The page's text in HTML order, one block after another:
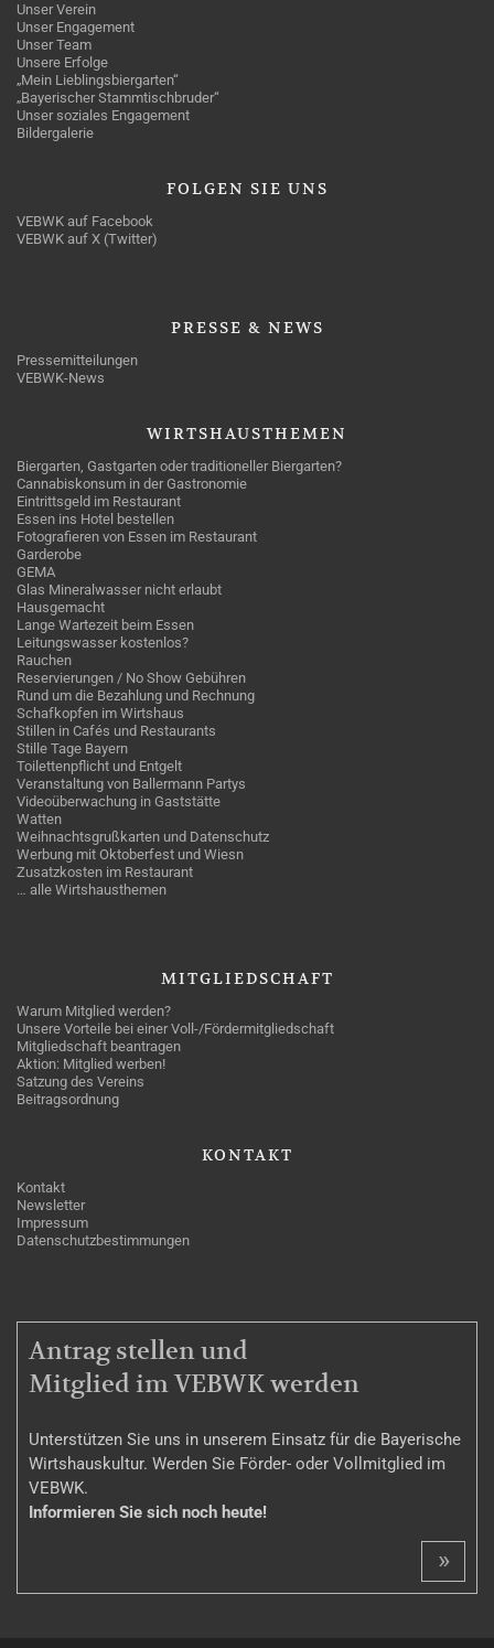
Unser Verein
Unser Engagement
Unser Team
Unsere Erfolge
„Mein Lieblingsbiergarten“
„Bayerischer Stammtischbruder“
Unser soziales Engagement
Bildergalerie
FOLGEN SIE UNS
VEBWK auf Facebook
VEBWK auf X (Twitter)
PRESSE & NEWS
Pressemitteilungen
VEBWK-News
WIRTSHAUSTHEMEN
Biergarten, Gastgarten oder traditioneller Biergarten?
Cannabiskonsum in der Gastronomie
Eintrittsgeld im Restaurant
Essen ins Hotel bestellen
Fotografieren von Essen im Restaurant
Garderobe
GEMA
Glas Mineralwasser nicht erlaubt
Hausgemacht
Lange Wartezeit beim Essen
Leitungswasser kostenlos?
Rauchen
Reservierungen / No Show Gebühren
Rund um die Bezahlung und Rechnung
Schafkopfen im Wirtshaus
Stillen in Cafés und Restaurants
Stille Tage Bayern
Toilettenpflicht und Entgelt
Veranstaltung von Ballermann Partys
Videoüberwachung in Gaststätte
Watten
Weihnachtsgrußkarten und Datenschutz
Werbung mit Oktoberfest und Wiesn
Zusatzkosten im Restaurant
… alle Wirtshausthemen
MITGLIEDSCHAFT
Warum Mitglied werden?
Unsere Vorteile bei einer Voll-/Fördermitgliedschaft
Mitgliedschaft beantragen
Aktion: Mitglied werben!
Satzung des Vereins
Beitragsordnung
KONTAKT
Kontakt
Newsletter
Impressum
Datenschutzbestimmungen
MITGLIEDSCHAFT
Antrag stellen und
Mitglied im VEBWK werden
Unterstützen Sie uns in unserem Einsatz für die Bayerische
Wirtshauskultur. Werden Sie Förder- oder Vollmitglied im
VEBWK.
Informieren Sie sich noch heute!
»